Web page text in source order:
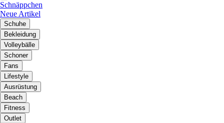
Schnäppchen
Neue Artikel
Schuhe
Bekleidung
Volleybälle
Schoner
Fans
Lifestyle
Ausrüstung
Beach
Fitness
Outlet